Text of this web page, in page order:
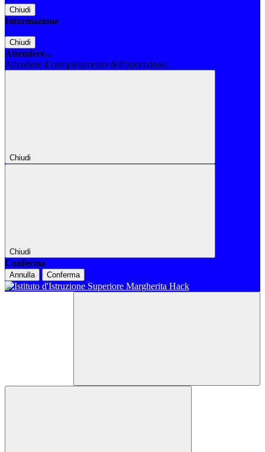
Chiudi
Informazione
Chiudi
Attendere...
Attendere il completamento dell'operazione...
Chiudi
Chiudi
Conferma
Annulla Conferma